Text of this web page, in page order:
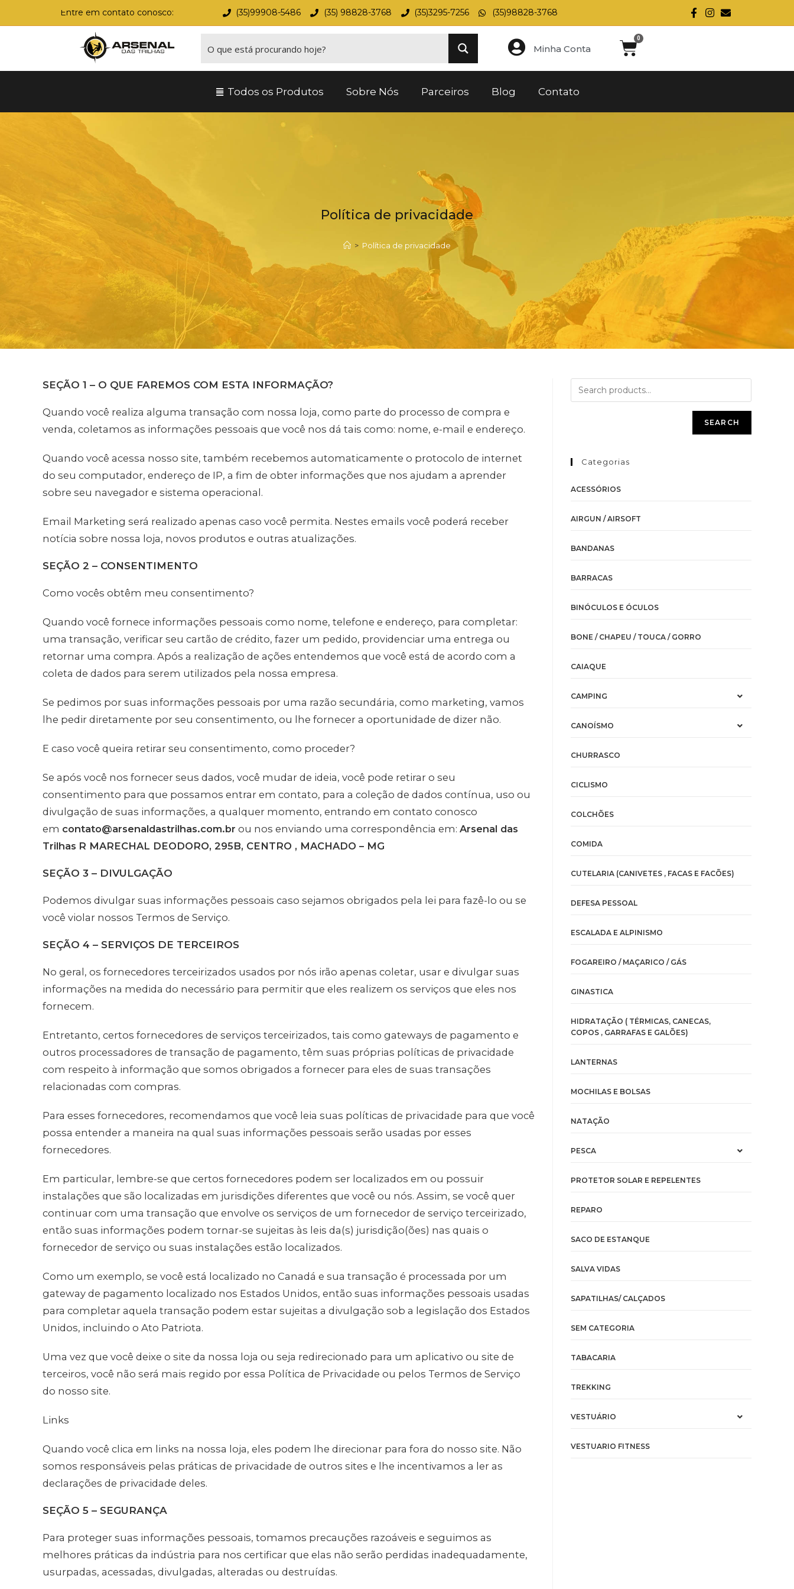
Entre em contato conosco: (35)99908-5486 (35) 98828-3768 (35)3295-7256 (35)98828-3768
Minha Conta
Todos os Produtos Sobre Nós Parceiros Blog Contato
Política de privacidade
> Política de privacidade
SEÇÃO 1 – O QUE FAREMOS COM ESTA INFORMAÇÃO?
Quando você realiza alguma transação com nossa loja, como parte do processo de compra e
venda, coletamos as informações pessoais que você nos dá tais como: nome, e-mail e endereço.
Quando você acessa nosso site, também recebemos automaticamente o protocolo de internet
do seu computador, endereço de IP, a fim de obter informações que nos ajudam a aprender
sobre seu navegador e sistema operacional.
Email Marketing será realizado apenas caso você permita. Nestes emails você poderá receber
notícia sobre nossa loja, novos produtos e outras atualizações.
SEÇÃO 2 – CONSENTIMENTO
Como vocês obtêm meu consentimento?
Quando você fornece informações pessoais como nome, telefone e endereço, para completar:
uma transação, verificar seu cartão de crédito, fazer um pedido, providenciar uma entrega ou
retornar uma compra. Após a realização de ações entendemos que você está de acordo com a
coleta de dados para serem utilizados pela nossa empresa.
Se pedimos por suas informações pessoais por uma razão secundária, como marketing, vamos
lhe pedir diretamente por seu consentimento, ou lhe fornecer a oportunidade de dizer não.
E caso você queira retirar seu consentimento, como proceder?
Se após você nos fornecer seus dados, você mudar de ideia, você pode retirar o seu
consentimento para que possamos entrar em contato, para a coleção de dados contínua, uso ou
divulgação de suas informações, a qualquer momento, entrando em contato conosco
em contato@arsenaldastrilhas.com.br ou nos enviando uma correspondência em: Arsenal das
Trilhas R MARECHAL DEODORO, 295B, CENTRO , MACHADO – MG
SEÇÃO 3 – DIVULGAÇÃO
Podemos divulgar suas informações pessoais caso sejamos obrigados pela lei para fazê-lo ou se
você violar nossos Termos de Serviço.
SEÇÃO 4 – SERVIÇOS DE TERCEIROS
No geral, os fornecedores terceirizados usados por nós irão apenas coletar, usar e divulgar suas
informações na medida do necessário para permitir que eles realizem os serviços que eles nos
fornecem.
Entretanto, certos fornecedores de serviços terceirizados, tais como gateways de pagamento e
outros processadores de transação de pagamento, têm suas próprias políticas de privacidade
com respeito à informação que somos obrigados a fornecer para eles de suas transações
relacionadas com compras.
Para esses fornecedores, recomendamos que você leia suas políticas de privacidade para que você
possa entender a maneira na qual suas informações pessoais serão usadas por esses
fornecedores.
Em particular, lembre-se que certos fornecedores podem ser localizados em ou possuir
instalações que são localizadas em jurisdições diferentes que você ou nós. Assim, se você quer
continuar com uma transação que envolve os serviços de um fornecedor de serviço terceirizado,
então suas informações podem tornar-se sujeitas às leis da(s) jurisdição(ões) nas quais o
fornecedor de serviço ou suas instalações estão localizados.
Como um exemplo, se você está localizado no Canadá e sua transação é processada por um
gateway de pagamento localizado nos Estados Unidos, então suas informações pessoais usadas
para completar aquela transação podem estar sujeitas a divulgação sob a legislação dos Estados
Unidos, incluindo o Ato Patriota.
Uma vez que você deixe o site da nossa loja ou seja redirecionado para um aplicativo ou site de
terceiros, você não será mais regido por essa Política de Privacidade ou pelos Termos de Serviço
do nosso site.
Links
Quando você clica em links na nossa loja, eles podem lhe direcionar para fora do nosso site. Não
somos responsáveis pelas práticas de privacidade de outros sites e lhe incentivamos a ler as
declarações de privacidade deles.
SEÇÃO 5 – SEGURANÇA
Para proteger suas informações pessoais, tomamos precauções razoáveis e seguimos as
melhores práticas da indústria para nos certificar que elas não serão perdidas inadequadamente,
usurpadas, acessadas, divulgadas, alteradas ou destruídas.
SEARCH
Categorias
ACESSÓRIOS
AIRGUN / AIRSOFT
BANDANAS
BARRACAS
BINÓCULOS E ÓCULOS
BONE / CHAPEU / TOUCA / GORRO
CAIAQUE
CAMPING
CANOÍSMO
CHURRASCO
CICLISMO
COLCHÕES
COMIDA
CUTELARIA (CANIVETES , FACAS E FACÕES)
DEFESA PESSOAL
ESCALADA E ALPINISMO
FOGAREIRO / MAÇARICO / GÁS
GINASTICA
HIDRATAÇÃO ( TÉRMICAS, CANECAS,
COPOS , GARRAFAS E GALÕES)
LANTERNAS
MOCHILAS E BOLSAS
NATAÇÃO
PESCA
PROTETOR SOLAR E REPELENTES
REPARO
SACO DE ESTANQUE
SALVA VIDAS
SAPATILHAS/ CALÇADOS
SEM CATEGORIA
TABACARIA
TREKKING
VESTUÁRIO
VESTUARIO FITNESS